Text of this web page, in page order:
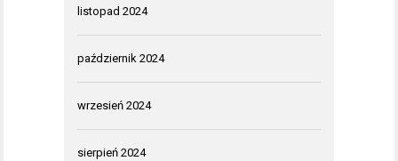
listopad 2024
październik 2024
wrzesień 2024
sierpień 2024